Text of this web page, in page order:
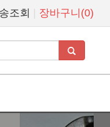
조회 장바구니(0)